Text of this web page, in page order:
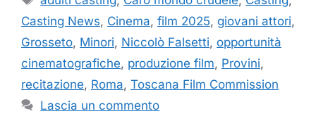
Casting News, Cinema, film 2025, giovani attori,
Grosseto, Minori, Niccolò Falsetti, opportunità
cinematografiche, produzione film, Provini,
recitazione, Roma, Toscana Film Commission
Lascia un commento